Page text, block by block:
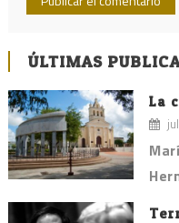
ÚLTIMAS
La